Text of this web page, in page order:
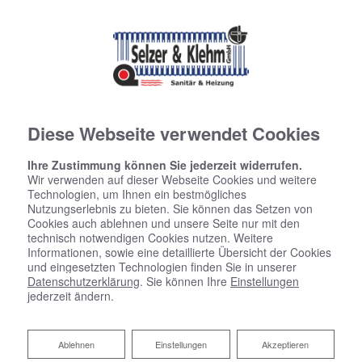
Diese Webseite verwendet Cookies
Ihre Zustimmung können Sie jederzeit widerrufen.
Wir verwenden auf dieser Webseite Cookies und weitere
Technologien, um Ihnen ein bestmögliches
Nutzungserlebnis zu bieten. Sie können das Setzen von
Cookies auch ablehnen und unsere Seite nur mit den
technisch notwendigen Cookies nutzen. Weitere
Informationen, sowie eine detaillierte Übersicht der Cookies
und eingesetzten Technologien finden Sie in unserer
Datenschutzerklärung. Sie können Ihre Einstellungen
jederzeit ändern.
Akzeptieren
Einstellungen
Ablehnen
Ablehnen